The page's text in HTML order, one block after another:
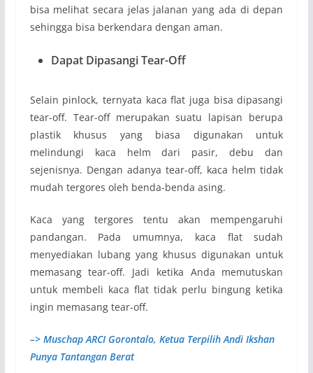
bisa melihat secara jelas jalanan yang ada di depan
sehingga bisa berkendara dengan aman.
Dapat Dipasangi Tear-Off
Selain pinlock, ternyata kaca flat juga bisa dipasangi
tear-off. Tear-off merupakan suatu lapisan berupa
plastik khusus yang biasa digunakan untuk
melindungi kaca helm dari pasir, debu dan
sejenisnya. Dengan adanya tear-off, kaca helm tidak
mudah tergores oleh benda-benda asing.
Kaca yang tergores tentu akan mempengaruhi
pandangan. Pada umumnya, kaca flat sudah
menyediakan lubang yang khusus digunakan untuk
memasang tear-off. Jadi ketika Anda memutuskan
untuk membeli kaca flat tidak perlu bingung ketika
ingin memasang tear-off.
–> Muschap ARCI Gorontalo, Ketua Terpilih Andi Ikshan
Punya Tantangan Berat